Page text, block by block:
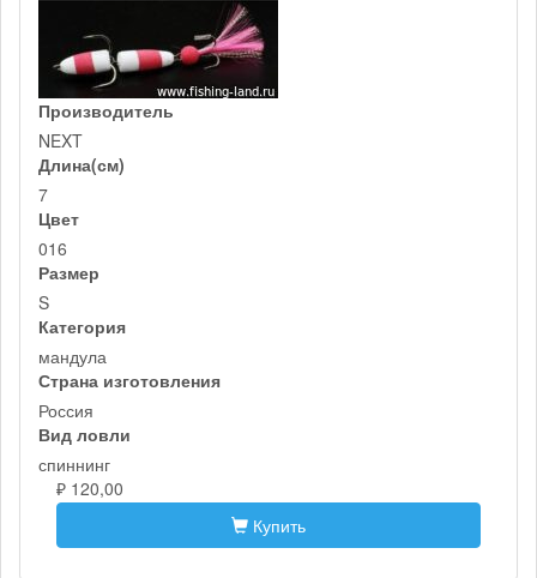
Производитель
NEXT
Длина(см)
7
Цвет
016
Размер
S
Категория
мандула
Страна изготовления
Россия
Вид ловли
спиннинг
₽ 120,00
Купить